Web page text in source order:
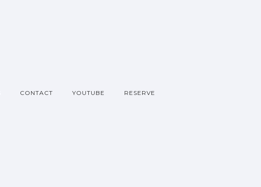
CONTACT YOUTUBE RESERVE